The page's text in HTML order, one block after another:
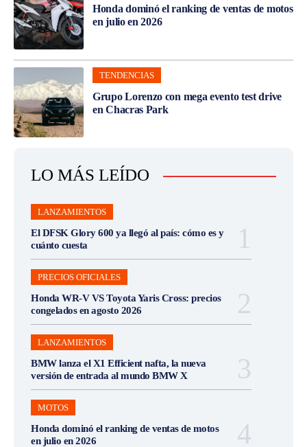
Honda dominó el ranking de ventas de motos
en julio en 2026
TENDENCIAS
Grupo Lorenzo con mega evento test drive
en Chacras Park
LO MÁS LEÍDO
LANZAMIENTOS
El DFSK Glory 600 ya llegó al país: cómo es y
cuánto cuesta
PRECIOS OFICIALES
Honda WR-V VS Toyota Yaris Cross: precios
congelados en agosto 2026
LANZAMIENTOS
BMW lanza el X1 Efficient nafta, la nueva
versión de entrada al mundo BMW X
MOTOS
Honda dominó el ranking de ventas de motos
en julio en 2026